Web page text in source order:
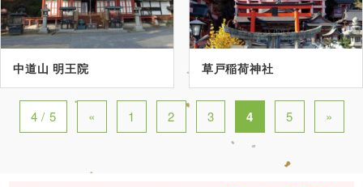
中道山 明王院 草戸稲荷神社
4 / 5 « 1 2 3 4 5 »